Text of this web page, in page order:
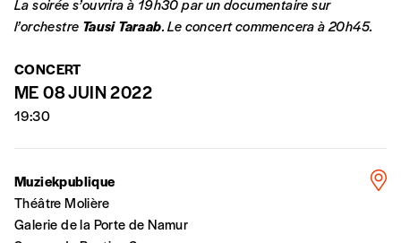
Vous versez le montant de votre choix sur le
compteIBAN BE34 0010 7305
la commande renseigné dans le mail de
confirmation et la mention “participation
NB: Vous pouvez choisir de participer
financièrement à tout moment, même après
avoir reçu plusieurs numéros. Ce paiement
La soirée s’ouvrira à 19h30 par un documentaire sur
l’orchestre Tausi Taraab. Le concert commencera à 20h45.
CONCERT
ME 08 JUIN 2022
19:30
Muziekpublique
Théâtre Molière
Galerie de la Porte de Namur